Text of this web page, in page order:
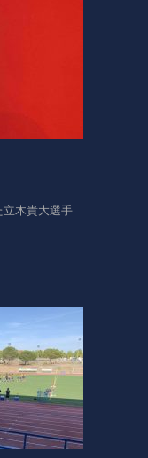
木貴大選手